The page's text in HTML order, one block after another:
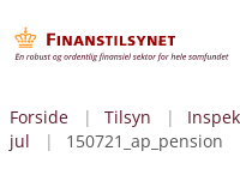
Forside Tilsyn
jul
150721_ap_pension